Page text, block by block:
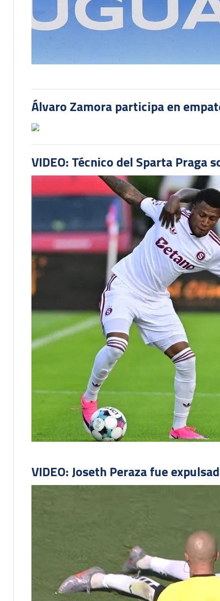
Álvaro Zamora participa en
VIDEO: Técnico del Sparta
VIDEO: Joseth Peraza fue